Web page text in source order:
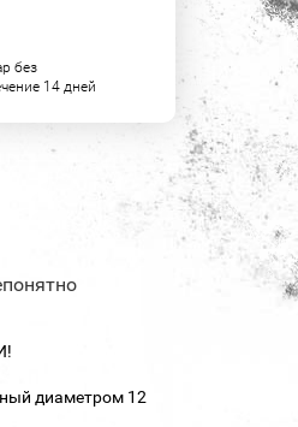
без
14 дней
диаметром 12